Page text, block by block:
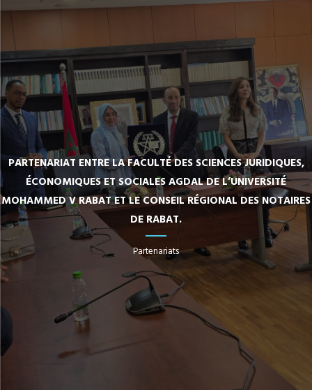
PARTENARIAT ENTRE LA FACULTÉ DES SCIENCES JURIDIQUES,
ÉCONOMIQUES ET SOCIALES AGDAL DE L’UNIVERSITÉ
MOHAMMED V RABAT ET LE CONSEIL RÉGIONAL DES NOTAIRES
DE RABAT.
Partenariats